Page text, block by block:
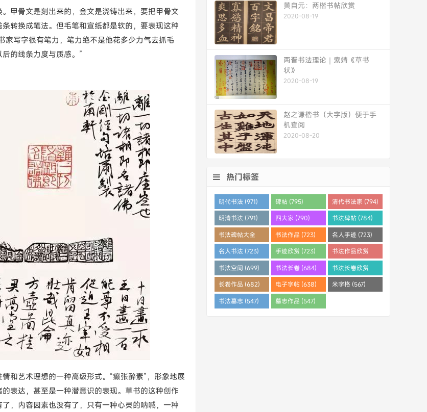
甲骨文是刻出来的，金文是浇铸出来，要把甲骨文
转换成笔法。但毛笔和宣纸都是软的，要表现这种
家写字很有笔力，笔力绝不是他花多少力气去抓毛
的线条力度与质感。”
和艺术理想的一种高级形式。“癫张醉素”，形象地展
表达，甚至是一种潜意识的表现。草书的这种创作
，内容因素也没有了，只有一种心灵的呐喊，一种
黄自元：两楷书帖欣赏
2020-08-19
两晋书法理论｜索靖《草书
状》
2020-08-19
赵之谦楷书（大字版）便于手
机查阅
2020-08-20
热门标签
明代书法 (971) 碑帖 (795) 清代书法家 (794)
明清书法 (791) 四大家 (790) 书法碑帖 (784)
书法碑帖大全
(784)
书法作品 (723) 名人手迹 (723)
名人书法 (723) 手迹欣赏 (723)
书法作品欣赏
(710)
书法空间 (699) 书法长卷 (684)
书法长卷欣赏
(682)
长卷作品 (682) 电子字帖 (638) 米字格 (567)
书法墓志 (547) 墓志作品 (547)